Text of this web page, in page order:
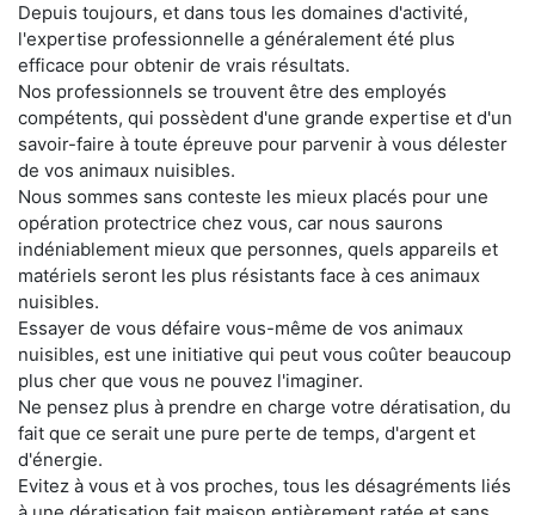
Depuis toujours, et dans tous les domaines d'activité,
l'expertise professionnelle a généralement été plus
efficace pour obtenir de vrais résultats.
Nos professionnels se trouvent être des employés
compétents, qui possèdent d'une grande expertise et d'un
savoir-faire à toute épreuve pour parvenir à vous délester
de vos animaux nuisibles.
Nous sommes sans conteste les mieux placés pour une
opération protectrice chez vous, car nous saurons
indéniablement mieux que personnes, quels appareils et
matériels seront les plus résistants face à ces animaux
nuisibles.
Essayer de vous défaire vous-même de vos animaux
nuisibles, est une initiative qui peut vous coûter beaucoup
plus cher que vous ne pouvez l'imaginer.
Ne pensez plus à prendre en charge votre dératisation, du
fait que ce serait une pure perte de temps, d'argent et
d'énergie.
Evitez à vous et à vos proches, tous les désagréments liés